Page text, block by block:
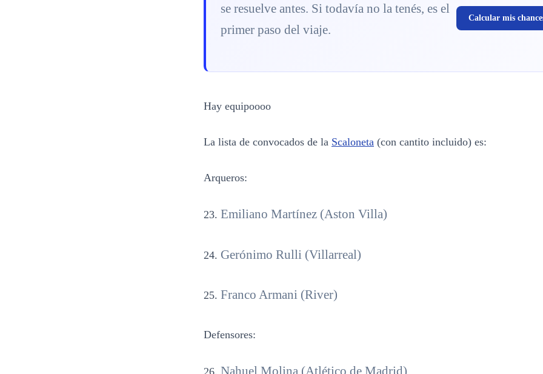
se resuelve antes. Si todavía no la tenés, es el
primer paso del viaje.
Calcular mis
Hay equipoooo
La lista de convocados de la Scaloneta (con cantito incluido) es:
Arqueros:
Emiliano Martínez (Aston Villa)
Gerónimo Rulli (Villarreal)
Franco Armani (River)
Defensores:
Nahuel Molina (Atlético de Madrid)